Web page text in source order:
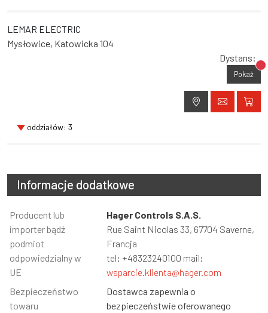
LEMAR ELECTRIC
Mysłowice, Katowicka 104
Dystans:
Pokaż
oddziałów: 3
Informacje dodatkowe
Informacja
Wartość
Producent lub
importer bądź
podmiot
odpowiedzialny w
UE
Hager Controls S.A.S.
Rue Saint Nicolas 33, 67704 Saverne,
Francja
tel: +48323240100 mail:
wsparcie.klienta@hager.com
Bezpieczeństwo
towaru
Dostawca zapewnia o
bezpieczeństwie oferowanego